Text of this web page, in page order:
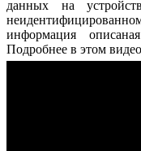
данных на
информация
Подробнее в этом